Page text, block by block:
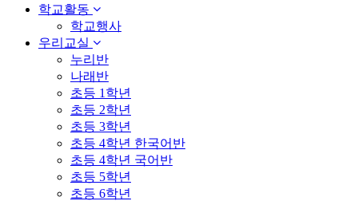
학교활동
학교행사
우리교실
누리반
나래반
초등 1학년
초등 2학년
초등 3학년
초등 4학년 한국어반
초등 4학년 국어반
초등 5학년
초등 6학년